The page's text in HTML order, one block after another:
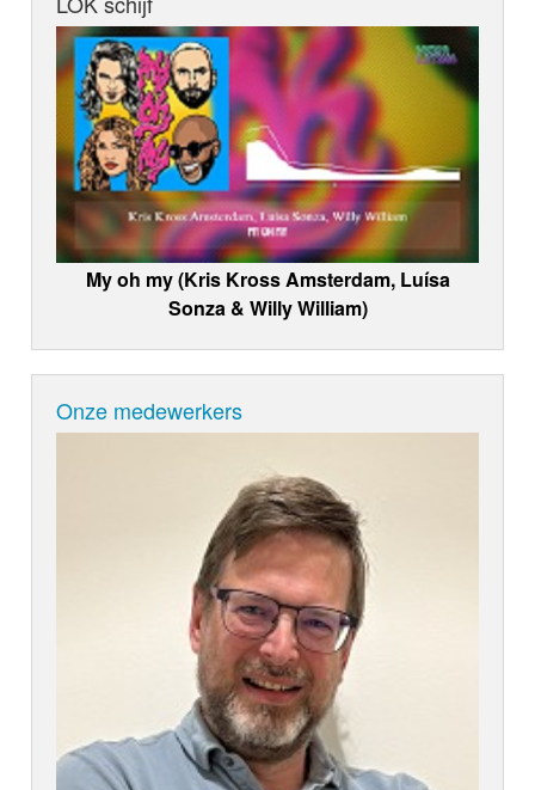
My oh my (Kris Kross Amsterdam, Luísa
Sonza & Willy William)
Onze medewerkers